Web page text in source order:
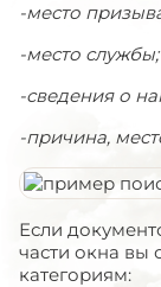
-место
-место службы;
-сведения о
-причина,
Если
части окна вы
категориям: